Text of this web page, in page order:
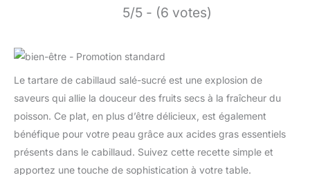
5/5 - (6 votes)
Le tartare de cabillaud salé-sucré est une explosion de
saveurs qui allie la douceur des fruits secs à la fraîcheur du
poisson. Ce plat, en plus d’être délicieux, est également
bénéfique pour votre peau grâce aux acides gras essentiels
présents dans le cabillaud. Suivez cette recette simple et
apportez une touche de sophistication à votre table.